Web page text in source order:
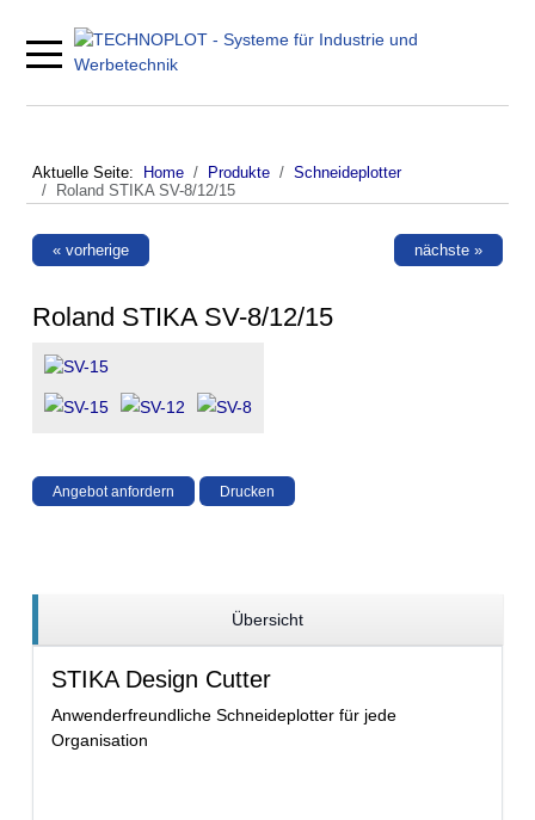
Mobile Menu Toggle
Aktuelle Seite: Home Produkte
Schneideplotter
Roland STIKA SV-8/12/15
« vorherige nächste »
Roland STIKA SV-8/12/15
Angebot anfordern Drucken
Übersicht
STIKA Design Cutter
Anwenderfreundliche Schneideplotter für jede
Organisation